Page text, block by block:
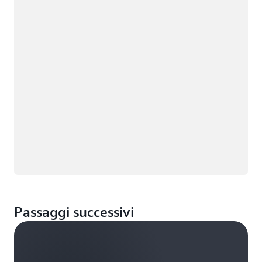
Passaggi successivi